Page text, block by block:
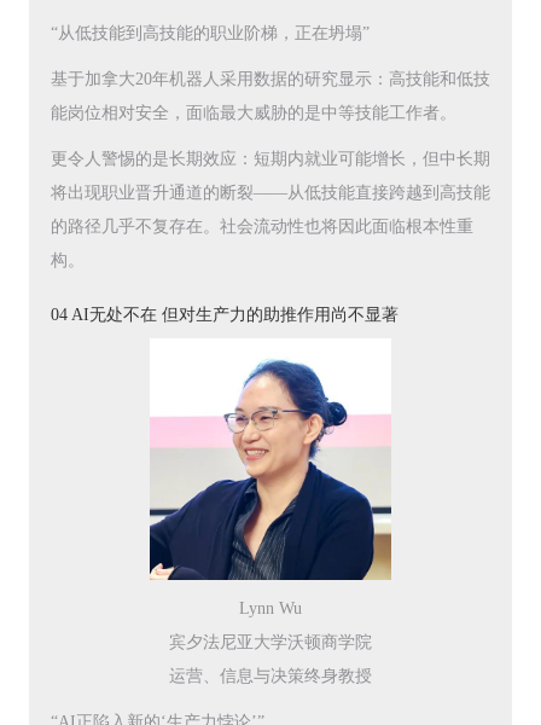
“从低技能到高技能的职业阶梯，正在坍塌”
基于加拿大20年机器人采用数据的研究显示：高技能和低技
能岗位相对安全，面临最大威胁的是中等技能工作者。
更令人警惕的是长期效应：短期内就业可能增长，但中长期
将出现职业晋升通道的断裂——从低技能直接跨越到高技能
的路径几乎不复存在。社会流动性也将因此面临根本性重
构。
04 AI无处不在 但对生产力的助推作用尚不显著
Lynn Wu
宾夕法尼亚大学沃顿商学院
运营、信息与决策终身教授